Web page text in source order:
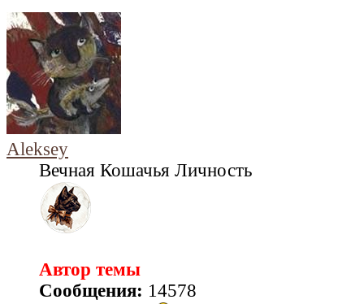
Aleksey
Вечная Кошачья Личность
Автор темы
Сообщения: 14578